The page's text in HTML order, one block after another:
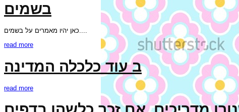
בשמים
כאן יהיו מאמרים על בשמים....
read more
ב עוד כלכלה המדינה
read more